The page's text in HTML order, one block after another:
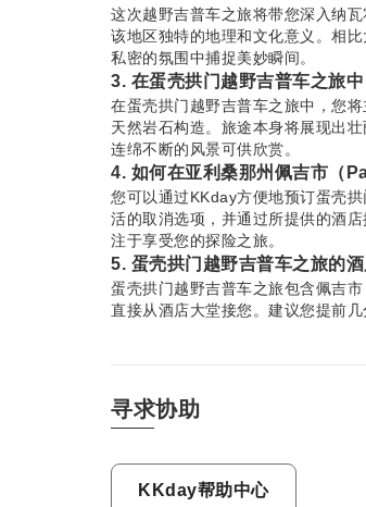
这次越野吉普车之旅将带您深入纳
该地区独特的地理和文化意义。相
私密的氛围中捕捉美妙瞬间。
3. 在蛋壳拱门越野吉普车之旅
在蛋壳拱门越野吉普车之旅中，您
天然岩石构造。旅途本身将展现出
连绵不断的风景可供欣赏。
4. 如何在亚利桑那州佩吉市（
您可以通过KKday方便地预订蛋壳
活的取消选项，并通过所提供的酒
注于享受您的探险之旅。
5. 蛋壳拱门越野吉普车之旅的
蛋壳拱门越野吉普车之旅包含佩吉
直接从酒店大堂接您。建议您提前
游的安全指示。
7. 蛋壳拱门越野吉普车之旅涉
总体而言，所需的体力消耗很少。
人都可以轻松探索纳瓦霍峡谷。
寻求协助
KKday帮助中心